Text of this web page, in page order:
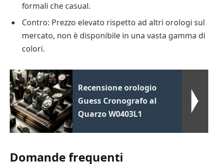
formali che casual.
Contro: Prezzo elevato rispetto ad altri orologi sul
mercato, non è disponibile in una vasta gamma di
colori.
Recensione orologio
Guess Cronografo al
Quarzo W0403L1
Domande frequenti